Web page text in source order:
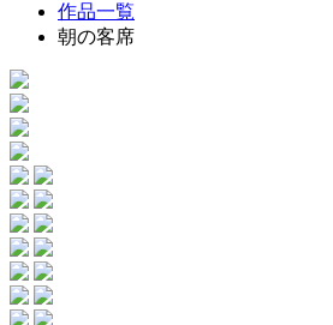
作品一覧
朝の客席